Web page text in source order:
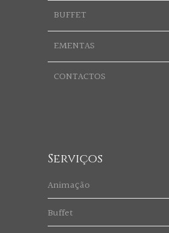
BUFFET
EMENTAS
CONTACTOS
Serviços
Animação
Buffet